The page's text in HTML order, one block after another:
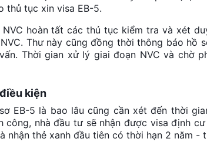
thủ tục xin visa EB-5.
hoàn tất các thủ tục kiểm tra và xét
Thư này cũng đồng thời thông báo hồ
Thời gian xử lý giai đoạn NVC và chờ
kiện
EB-5 là bao lâu cũng cần xét đến thời
công, nhà đầu tư sẽ nhận được visa định
nhận thẻ xanh đầu tiên có thời hạn 2 năm -